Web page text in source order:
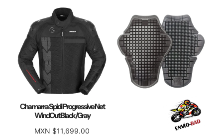
Chamarra Spidi Progressive Net
WindOut Black/Gray
MXN $11,699.00